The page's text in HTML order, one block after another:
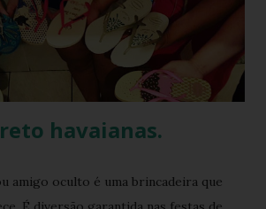
havaianas.
amigo oculto é uma brincadeira que